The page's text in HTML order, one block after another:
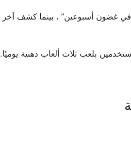
في غضون أسبوعين” ، بينما كشف
ثلاث ألعاب ذهنية يوميًا. تبدأ